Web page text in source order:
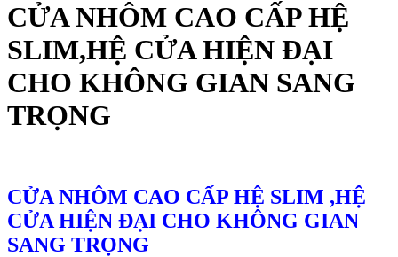
CỬA NHÔM CAO CẤP HỆ
SLIM,HỆ CỬA HIỆN ĐẠI
CHO KHÔNG GIAN SANG
TRỌNG
CỬA NHÔM CAO CẤP HỆ SLIM ,HỆ
CỬA HIỆN ĐẠI CHO KHÔNG GIAN
SANG TRỌNG